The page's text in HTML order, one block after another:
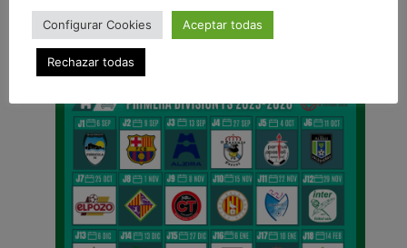
CALENDARIO DE LIGA
Configurar Cookies Aceptar todas
Rechazar todas